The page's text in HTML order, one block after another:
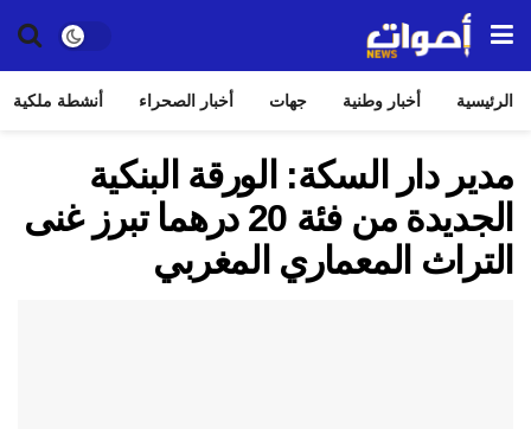
الرئيسية أخبار وطنية جهات أخبار الصحراء أنشطة ملكية
مدير دار السكة: الورقة البنكية
الجديدة من فئة 20 درهما تبرز غنى
التراث المعماري المغربي